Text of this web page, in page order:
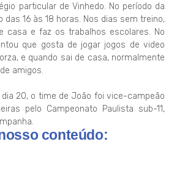
particular de Vinhedo. No período da
das 16 às 18 horas. Nos dias sem treino,
casa e faz os trabalhos escolares. No
que gosta de jogar jogos de video
e quando sai de casa, normalmente
amigos.
20, o time de João foi vice-campeão
pelo Campeonato Paulista sub-11,
conteúdo: